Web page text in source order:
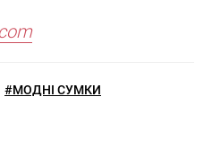
#МОДНІ СУМКИ